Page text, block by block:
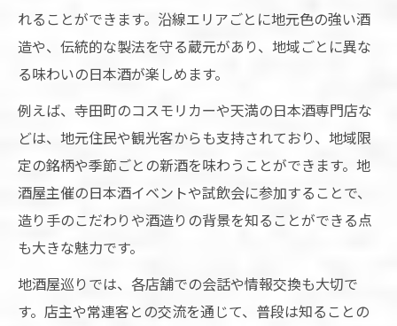
れることができます。沿線エリアごとに地元色の強い酒
造や、伝統的な製法を守る蔵元があり、地域ごとに異な
る味わいの日本酒が楽しめます。
例えば、寺田町のコスモリカーや天満の日本酒専門店な
どは、地元住民や観光客からも支持されており、地域限
定の銘柄や季節ごとの新酒を味わうことができます。地
酒屋主催の日本酒イベントや試飲会に参加することで、
造り手のこだわりや酒造りの背景を知ることができる点
も大きな魅力です。
地酒屋巡りでは、各店舗での会話や情報交換も大切で
す。店主や常連客との交流を通じて、普段は知ることの